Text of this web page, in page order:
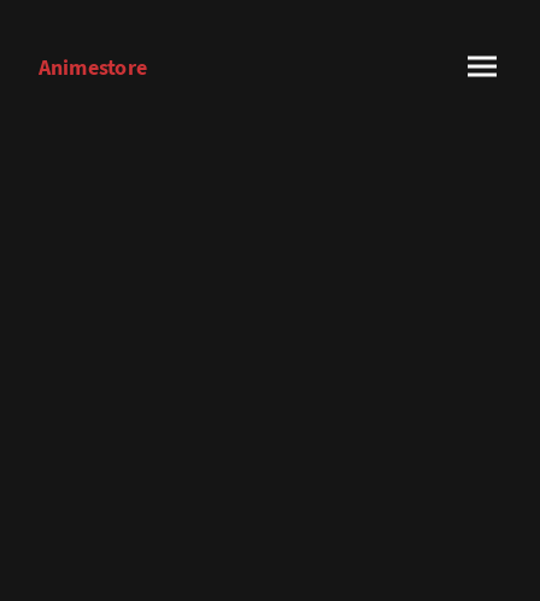
Animestore